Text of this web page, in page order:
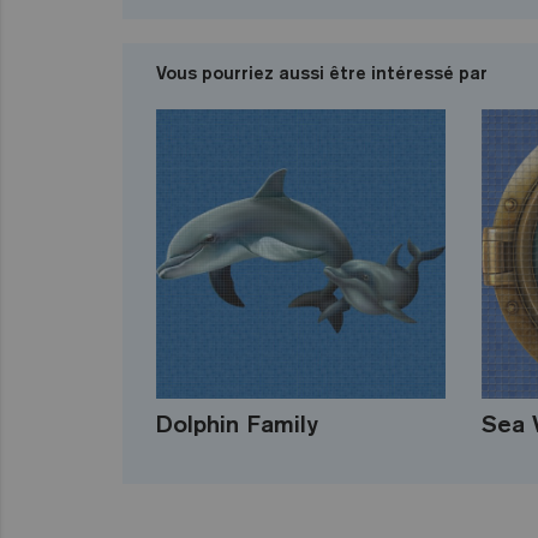
Vous pourriez aussi être intéressé par
Dolphin Family Sea